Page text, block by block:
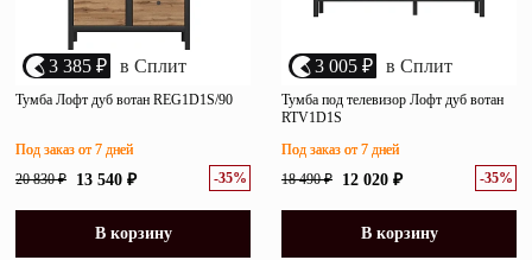
Декор
О нас
Дизайнерам и архитекторам
Обратный звонок
3 385 ₽ в Сплит
Тумба Лофт дуб вотан REG1D1S/90
20 830 ₽ 13 540 ₽ -35%
Под заказ от 7 дней
В корзину
3 005 ₽ в Сплит
Тумба под телевизор Лофт дуб вотан
RTV1D1S
18 490 ₽ 12 020 ₽ -35%
Под заказ от 7 дней
В корзину